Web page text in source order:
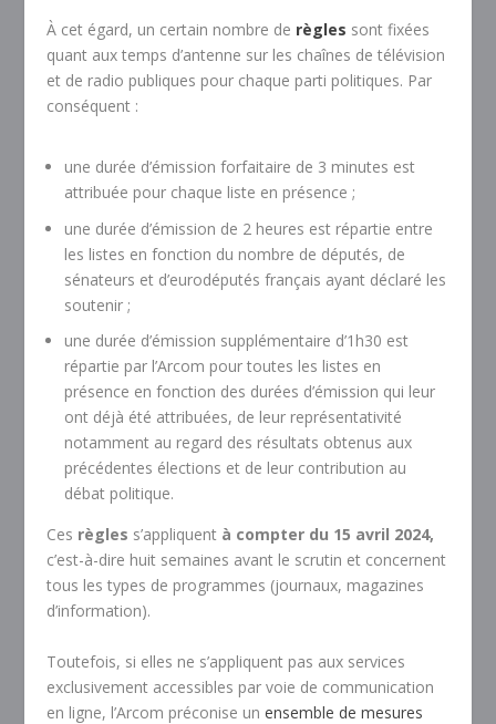
À cet égard, un certain nombre de règles sont fixées
quant aux temps d’antenne sur les chaînes de télévision
et de radio publiques pour chaque parti politiques. Par
conséquent :
une durée d’émission forfaitaire de 3 minutes est
attribuée pour chaque liste en présence ;
une durée d’émission de 2 heures est répartie entre
les listes en fonction du nombre de députés, de
sénateurs et d’eurodéputés français ayant déclaré les
soutenir ;
une durée d’émission supplémentaire d’1h30 est
répartie par l’Arcom pour toutes les listes en
présence en fonction des durées d’émission qui leur
ont déjà été attribuées, de leur représentativité
notamment au regard des résultats obtenus aux
précédentes élections et de leur contribution au
débat politique.
Ces règles s’appliquent à compter du 15 avril 2024,
c’est-à-dire huit semaines avant le scrutin et concernent
tous les types de programmes (journaux, magazines
d’information).
Toutefois, si elles ne s’appliquent pas aux services
exclusivement accessibles par voie de communication
en ligne, l’Arcom préconise unensemble de mesures